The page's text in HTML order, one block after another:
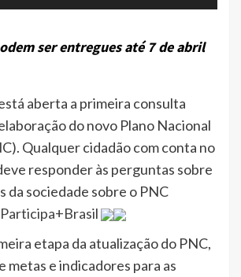
ser entregues até 7 de abril
aberta a primeira consulta
do novo Plano Nacional
Qualquer cidadão com conta no
responder às perguntas sobre
da sociedade sobre o PNC
l
etapa da atualização do PNC,
metas e indicadores para as